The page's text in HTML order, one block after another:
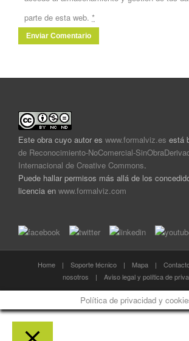
parte de esta web. *
Este obra cuyo autor es www.formalviz.es está
de Reconocimiento-NoComercial-
Internacional de Creative Commons.
Puede hallar permisos más allá de los
licencia en www.formalviz.com
Home | Soporte técnico | Mapa |
nosotros
| Aviso legal y política de
Política de privacidad y